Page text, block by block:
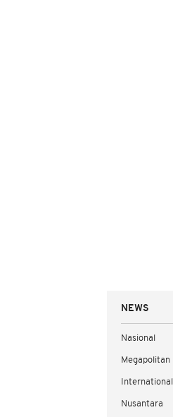
NEWS
Nasional
Megapolitan
International
Nusantara